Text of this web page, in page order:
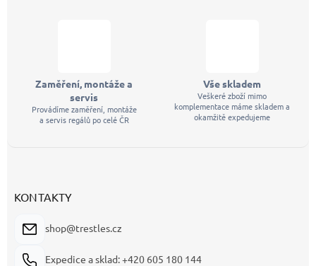
Zaměření, montáže a
servis
Provádíme zaměření, montáže
a servis regálů po celé ČR
Vše skladem
Veškeré zboží mimo
komplementace máme skladem a
okamžitě expedujeme
KONTAKTY
shop@trestles.cz
Expedice a sklad: +420 605 180 144